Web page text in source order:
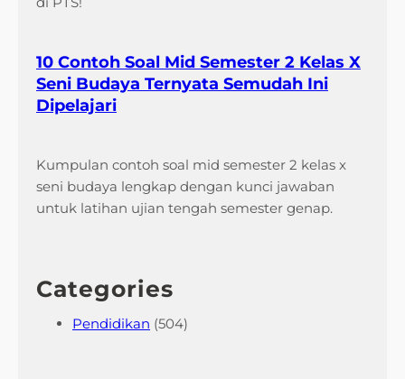
10 Contoh Soal Mid Semester 2 Kelas X
Seni Budaya Ternyata Semudah Ini
Dipelajari
Kumpulan contoh soal mid semester 2 kelas x
seni budaya lengkap dengan kunci jawaban
untuk latihan ujian tengah semester genap.
Categories
Pendidikan (504)